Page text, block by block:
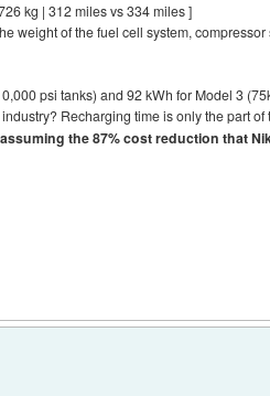
kg | 312 miles vs 334 miles ]
weight of the fuel cell system,
psi tanks) and 92 kWh for Model 3
Recharging time is only the part
the 87% cost reduction that